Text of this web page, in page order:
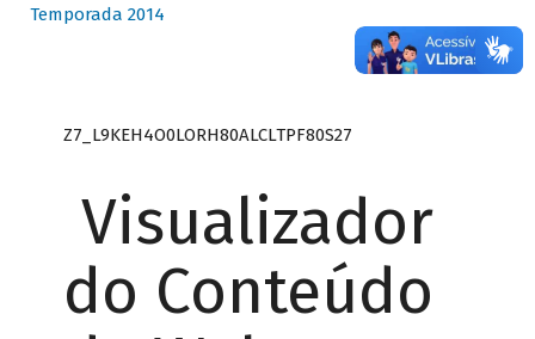
Temporada 2014
Z7_L9KEH4O0LORH80ALCLTPF80S27
Visualizador
do Conteúdo